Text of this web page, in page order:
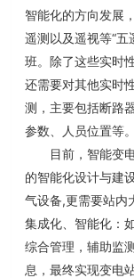
智能化的方向发展
遥测以及遥视等“五
班。除了这些实时
还需要对其他实时
测，主要包括断路
参数、人员位置等。
目前，智能变
的智能化设计与建
气设备,更需要站内
集成化、智能化：
综合管理，辅助监
息，最终实现变电